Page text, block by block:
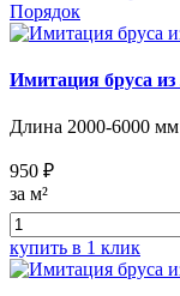
Порядок
Имитация бруса
Длина 2000-6000 мм
950 ₽
за м²
купить в 1 клик